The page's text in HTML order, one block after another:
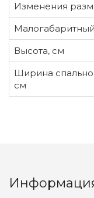
Изменения
Малогабаритный
Высота, см
Ширина
см